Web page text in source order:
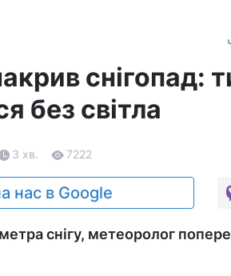
снігопад:
без світла
3 хв. 7222
нас в Google
снігу, метеоролог